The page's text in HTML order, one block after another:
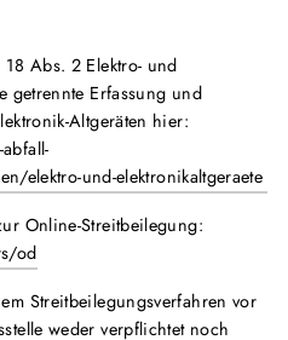
Abs. 2 Elektro- und
getrennte Erfassung und
Altgeräten hier:
elektro-und-elektronikaltgeraete
Online-Streitbeilegung:
od
Streitbeilegungsverfahren vor
weder verpflichtet noch